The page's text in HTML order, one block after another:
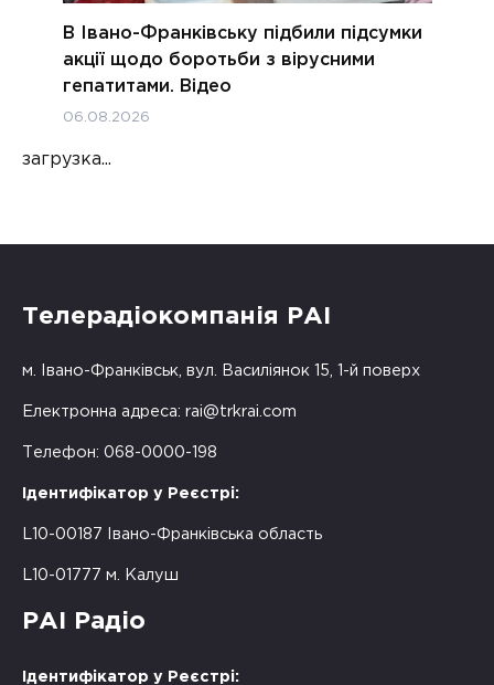
В Івано-Франківську підбили підсумки
акції щодо боротьби з вірусними
гепатитами. Відео
06.08.2026
загрузка...
Телерадіокомпанія РАІ
м. Івано-Франківськ, вул. Василіянок 15, 1-й поверх
Електронна адреса: rai@trkrai.com
Телефон: 068-0000-198
Ідентифікатор у Реєстрі:
L10-00187 Івано-Франківська область
L10-01777 м. Калуш
РАІ Радіо
Ідентифікатор у Реєстрі: